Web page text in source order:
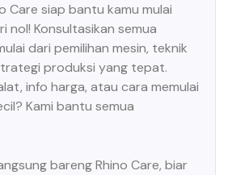
Care siap bantu kamu mulai
nol! Konsultasikan semua
dari pemilihan mesin, teknik
produksi yang tepat.
info harga, atau cara memulai
Kami bantu semua
bareng Rhino Care, biar